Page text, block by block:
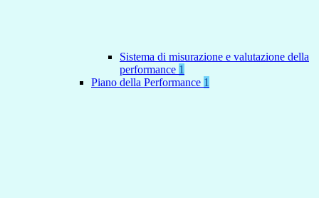
Sistema di misurazione e valutazione della
performance 1
Piano della Performance 1